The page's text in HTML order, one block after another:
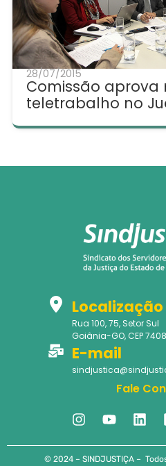
28/07/2015
Comissão aprova
teletrabalho no
Localização
Rua 100, 75, Setor Sul
Goiânia-GO, CEP
E-mail
Fale
© 2024 – SINDJUSTIÇA –